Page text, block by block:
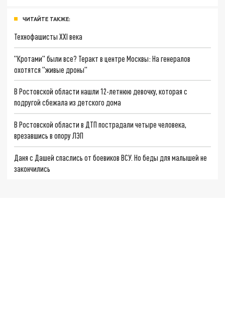
ЧИТАЙТЕ ТАКЖЕ:
Технофашисты XXI века
"Кротами" были все? Теракт в центре Москвы: На генералов
охотятся "живые дроны"
В Ростовской области нашли 12-летнюю девочку, которая с
подругой сбежала из детского дома
В Ростовской области в ДТП пострадали четыре человека,
врезавшись в опору ЛЭП
Даня с Дашей спаслись от боевиков ВСУ. Но беды для малышей не
закончились